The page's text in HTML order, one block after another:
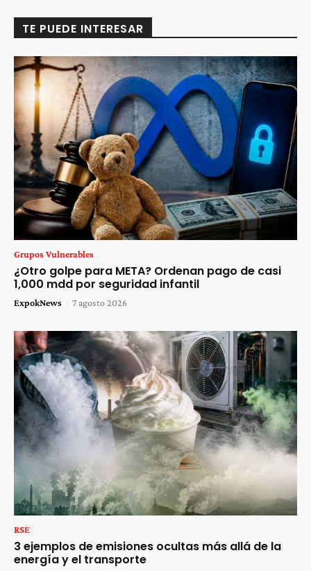
TE PUEDE INTERESAR
Grupos Vulnerables
¿Otro golpe para META? Ordenan pago de casi
1,000 mdd por seguridad infantil
ExpokNews - 7 agosto 2026
RSE
3 ejemplos de emisiones ocultas más allá de la
energía y el transporte